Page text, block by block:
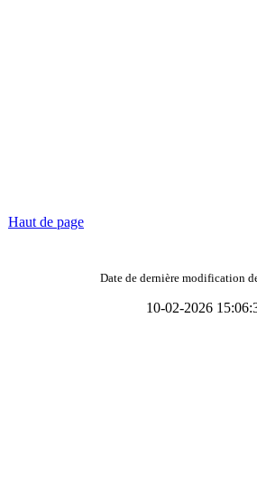
Haut de page
Date de dernière modification
10-02-2026